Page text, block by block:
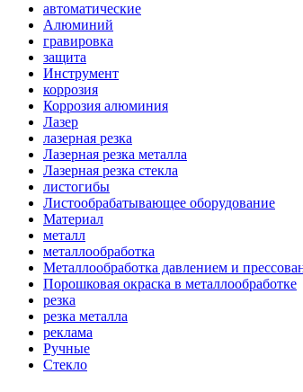
автоматические
Алюминий
гравировка
защита
Инструмент
коррозия
Коррозия алюминия
Лазер
лазерная резка
Лазерная резка металла
Лазерная резка стекла
листогибы
Листообрабатывающее оборудование
Материал
металл
металлообработка
Металлообработка давлением и
Порошковая окраска в металлообработке
резка
резка металла
реклама
Ручные
Стекло